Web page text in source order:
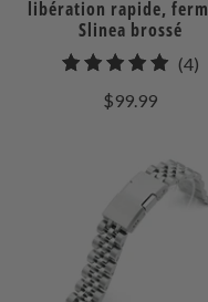
libération rapide,
Slinea brossé
(4)4
$99.99